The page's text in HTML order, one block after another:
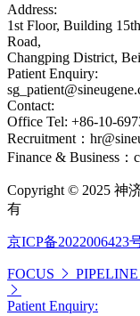
Address:
1st Floor, Building
Road,
Changping District,
Patient Enquiry:
Contact:
Office Tel: +86-10-
Recruitment：
Finance & Business：
Copyright © 2025 神
有
京ICP备2022006423
FOCUS PIPELINE
Patient Enquiry: